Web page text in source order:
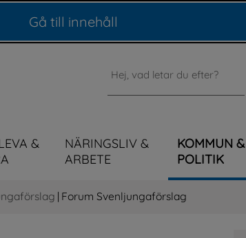
Gå till innehåll
Sök
&
NÄRINGSLIV &
ARBETE
KOMMUN &
POLITIK
| Forum Svenljungaförslag